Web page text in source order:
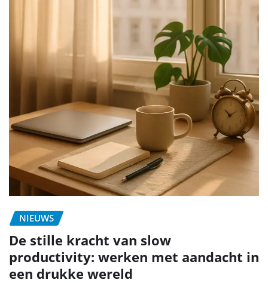
NIEUWS
De stille kracht van slow
productivity: werken met aandacht in
een drukke wereld